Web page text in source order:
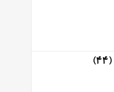
(44)